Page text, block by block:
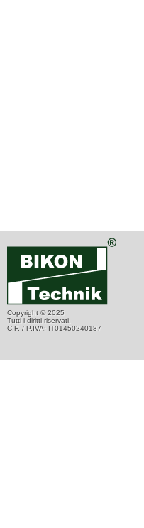
Copyright © 2025
Tutti i diritti riservati.
C.F. / P.IVA: IT01450240187